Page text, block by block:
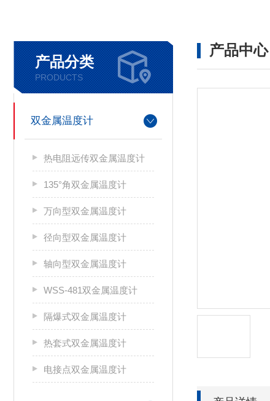
产品分类
PRODUCTS
双金属温度计
热电阻远传双金属温度计
135°角双金属温度计
万向型双金属温度计
径向型双金属温度计
轴向型双金属温度计
WSS-481双金属温度计
隔爆式双金属温度计
热套式双金属温度计
电接点双金属温度计
产品中心